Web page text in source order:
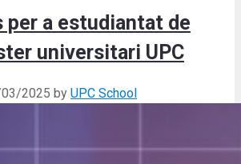
per a estudiantat de
universitari UPC
2025 by UPC School